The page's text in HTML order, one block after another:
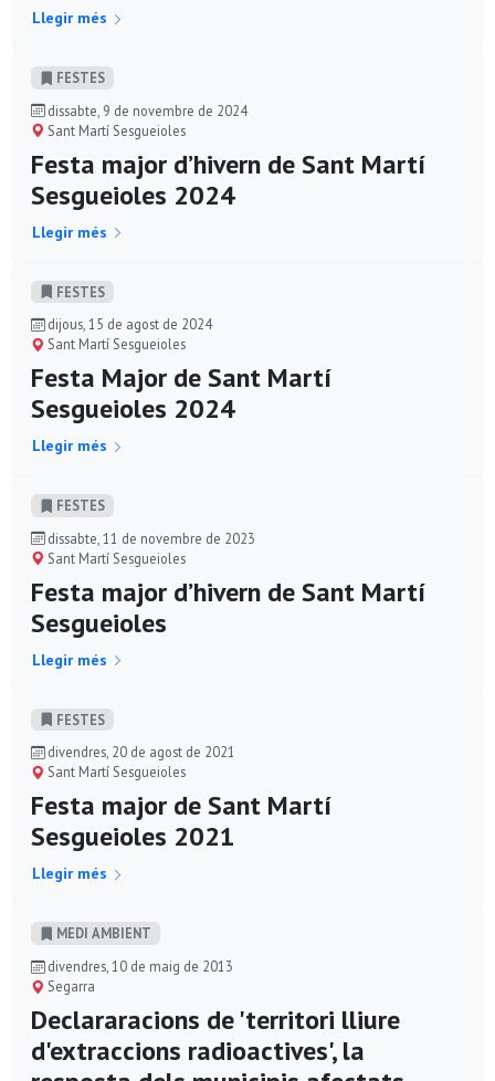
Llegir més
FESTES
dissabte, 9 de novembre de 2024
Sant Martí Sesgueioles
Festa major d’hivern de Sant Martí
Sesgueioles 2024
Llegir més
FESTES
dijous, 15 de agost de 2024
Sant Martí Sesgueioles
Festa Major de Sant Martí
Sesgueioles 2024
Llegir més
FESTES
dissabte, 11 de novembre de 2023
Sant Martí Sesgueioles
Festa major d’hivern de Sant Martí
Sesgueioles
Llegir més
FESTES
divendres, 20 de agost de 2021
Sant Martí Sesgueioles
Festa major de Sant Martí
Sesgueioles 2021
Llegir més
MEDI AMBIENT
divendres, 10 de maig de 2013
Segarra
Declararacions de 'territori lliure
d'extraccions radioactives', la